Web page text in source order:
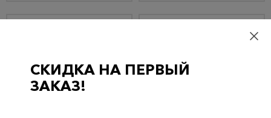
СКИДКА НА ПЕРВЫЙ
ЗАКАЗ!